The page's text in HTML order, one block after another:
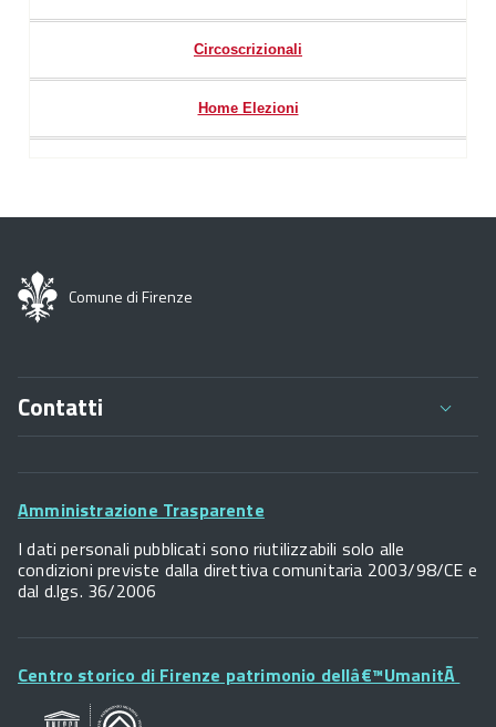
Circoscrizionali
Home Elezioni
Comune di Firenze
Contatti
Palazzo Vecchio
P.IVA 01307110484
Posta Elettronica Certificata
Footer
Amministrazione Trasparente
I dati personali pubblicati sono riutilizzabili solo alle
condizioni previste dalla direttiva comunitaria 2003/98/CE e
dal d.lgs. 36/2006
Footer
Widget
Centro storico di Firenze patrimonio dellâ€™UmanitÃ